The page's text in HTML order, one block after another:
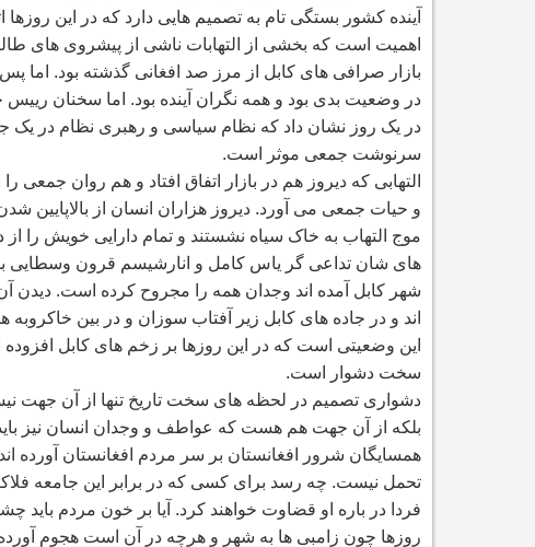
آینده کشور بستگی تام به تصمیم هایی دارد که در این
اهمیت است که بخشی از التهابات ناشی از پیشروی های
بازار صرافی های کابل از مرز صد افغانی گذشته بود.
در وضعیت بدی بود و همه نگران آینده بود. اما سخنان
در یک روز نشان داد که نظام سیاسی و رهبری نظام در یک
سرنوشت جمعی موثر است.
التهابی که دیروز هم در بازار اتفاق افتاد و هم روان
و حیات جمعی می آورد. دیروز هزاران انسان از بالاپایین
موج التهاب به خاک سیاه نشستند و تمام دارایی خویش
های شان تداعی گر یاس کامل و انارشیسم قرون وسطایی
شهر کابل آمده اند وجدان همه را مجروح کرده است. دیدن
اند و در جاده های کابل زیر آفتاب سوزان و در بین
این وضعیتی است که در این روزها بر زخم های کابل
سخت دشوار است.
دشواری تصمیم در لحظه های سخت تاریخ تنها از آن جهت
بلکه از آن جهت هم هست که عواطف و وجدان انسان نیز
همسایگان شرور افغانستان بر سر مردم افغانستان آورده
تحمل نیست. چه رسد برای کسی که در برابر این جامعه
فردا در باره او قضاوت خواهند کرد. آیا بر خون مردم باید
روزها چون زامبی ها به شهر و هرچه در آن است هجوم